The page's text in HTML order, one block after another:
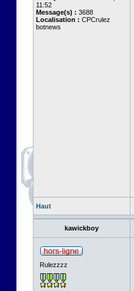
11:52
Message(s) : 3688
Localisation : CPCrulez
botnews
Haut
kawickboy
Rulezzzz